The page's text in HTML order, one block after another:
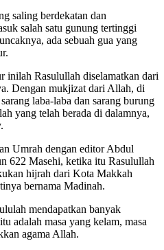
saling berdekatan dan
salah satu gunung tertinggi
ada sebuah gua yang
inilah Rasulullah diselamatkan dari
Dengan mukjizat dari Allah, di
laba-laba dan sarang burung
yang telah berada di dalamnya,
Umrah dengan editor Abdul
622 Masehi, ketika itu Rasulullah
hijrah dari Kota Makkah
bernama Madinah.
mendapatkan banyak
adalah masa yang kelam, masa
agama Allah.